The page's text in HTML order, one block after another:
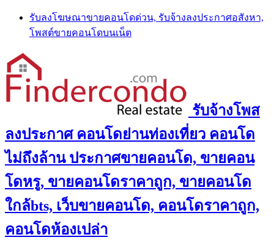
Skip
content
รับลงโฆษณาขายคอนโดด่วน, รับจ้างลงประกาศอสังหา,
โพสต์ขายคอนโดบนเน็ต
รับจ้างโพส
ลงประกาศ คอนโดย่านท่องเที่ยว คอนโด
ไม่ถึงล้าน ประกาศขายคอนโด, ขายคอน
โดหรู, ขายคอนโดราคาถูก, ขายคอนโด
ใกล้bts, เว็บขายคอนโด, คอนโดราคาถูก,
คอนโดห้องเปล่า